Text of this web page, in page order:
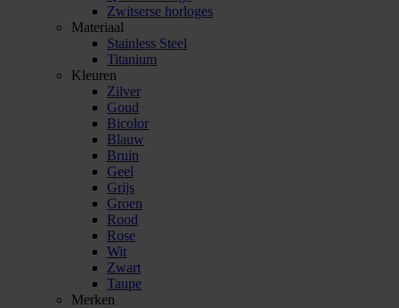
Zwitserse horloges
Materiaal
Stainless Steel
Titanium
Kleuren
Zilver
Goud
Bicolor
Blauw
Bruin
Geel
Grijs
Groen
Rood
Rose
Wit
Zwart
Taupe
Merken